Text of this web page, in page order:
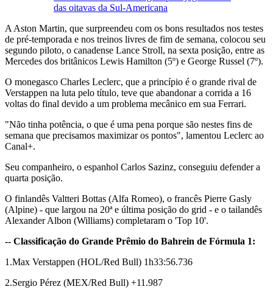
das oitavas da Sul-Americana
A Aston Martin, que surpreendeu com os bons resultados nos testes
de pré-temporada e nos treinos livres de fim de semana, colocou seu
segundo piloto, o canadense Lance Stroll, na sexta posição, entre as
Mercedes dos britânicos Lewis Hamilton (5º) e George Russel (7º).
O monegasco Charles Leclerc, que a princípio é o grande rival de
Verstappen na luta pelo título, teve que abandonar a corrida a 16
voltas do final devido a um problema mecânico em sua Ferrari.
"Não tinha potência, o que é uma pena porque são nestes fins de
semana que precisamos maximizar os pontos", lamentou Leclerc ao
Canal+.
Seu companheiro, o espanhol Carlos Sazinz, conseguiu defender a
quarta posição.
O finlandês Valtteri Bottas (Alfa Romeo), o francês Pierre Gasly
(Alpine) - que largou na 20ª e última posição do grid - e o tailandês
Alexander Albon (Williams) completaram o 'Top 10'.
-- Classificação do Grande Prêmio do Bahrein de Fórmula 1:
1.Max Verstappen (HOL/Red Bull) 1h33:56.736
2.Sergio Pérez (MEX/Red Bull) +11.987